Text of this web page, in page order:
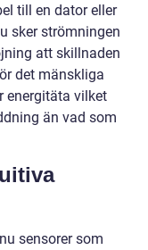
till en dator eller
sker strömningen
att skillnaden
det mänskliga
energitäta vilket
än vad som
sensorer som